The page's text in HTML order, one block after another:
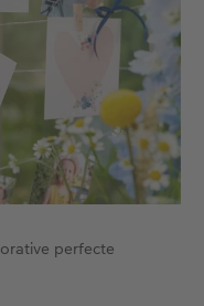
perfecte